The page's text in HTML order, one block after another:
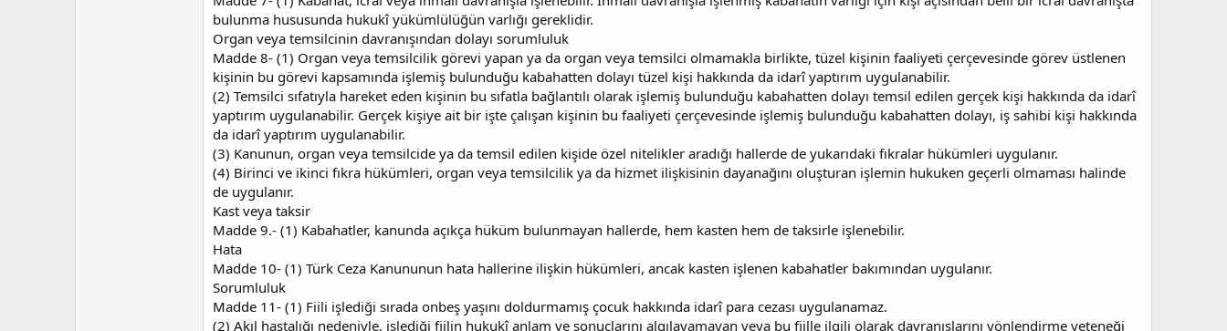
bulunma hususunda hukukî yükümlülüğün varlığı gereklidir.
Organ veya temsilcinin davranışından dolayı sorumluluk
Madde 8- (1) Organ veya temsilcilik görevi yapan ya da organ veya temsilci olmamakla birlikte, tüzel kişinin faaliyeti çerçevesinde görev üstlenen
kişinin bu görevi kapsamında işlemiş bulunduğu kabahatten dolayı tüzel kişi hakkında da idarî yaptırım uygulanabilir.
(2) Temsilci sıfatıyla hareket eden kişinin bu sıfatla bağlantılı olarak işlemiş bulunduğu kabahatten dolayı temsil edilen gerçek kişi hakkında da idarî
yaptırım uygulanabilir. Gerçek kişiye ait bir işte çalışan kişinin bu faaliyeti çerçevesinde işlemiş bulunduğu kabahatten dolayı, iş sahibi kişi hakkında
da idarî yaptırım uygulanabilir.
(3) Kanunun, organ veya temsilcide ya da temsil edilen kişide özel nitelikler aradığı hallerde de yukarıdaki fıkralar hükümleri uygulanır.
(4) Birinci ve ikinci fıkra hükümleri, organ veya temsilcilik ya da hizmet ilişkisinin dayanağını oluşturan işlemin hukuken geçerli olmaması halinde
de uygulanır.
Kast veya taksir
Madde 9.- (1) Kabahatler, kanunda açıkça hüküm bulunmayan hallerde, hem kasten hem de taksirle işlenebilir.
Hata
Madde 10- (1) Türk Ceza Kanununun hata hallerine ilişkin hükümleri, ancak kasten işlenen kabahatler bakımından uygulanır.
Sorumluluk
Madde 11- (1) Fiili işlediği sırada onbeş yaşını doldurmamış çocuk hakkında idarî para cezası uygulanamaz.
(2) Akıl hastalığı nedeniyle, işlediği fiilin hukukî anlam ve sonuçlarını algılayamayan veya bu fiille ilgili olarak davranışlarını yönlendirme yeteneği